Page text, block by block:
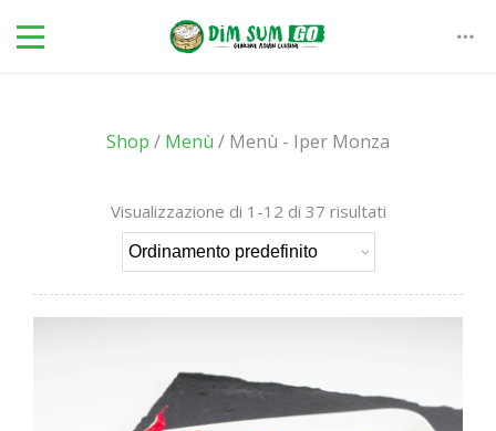
Shop / Menù / Menù - Iper Monza
Visualizzazione di 1-12 di 37 risultati